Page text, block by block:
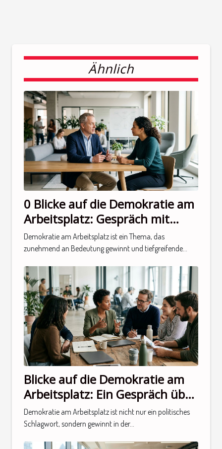
Ähnlich
0 Blicke auf die Demokratie am
Arbeitsplatz: Gespräch mit
einem Experten
Demokratie am Arbeitsplatz ist ein Thema, das
zunehmend an Bedeutung gewinnt und tiefgreifende...
Blicke auf die Demokratie am
Arbeitsplatz: Ein Gespräch über
neue Perspektiven
Demokratie am Arbeitsplatz ist nicht nur ein politisches
Schlagwort, sondern gewinnt in der...